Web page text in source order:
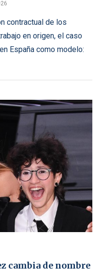
contractual de los
en origen, el caso
España como modelo:
cambia de nombre